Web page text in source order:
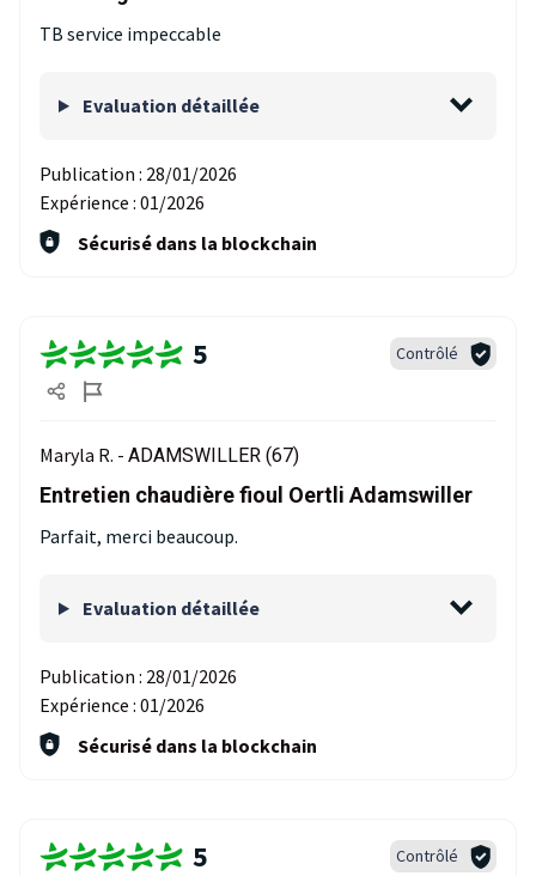
TB service impeccable
Evaluation détaillée
Publication : 28/01/2026
Expérience : 01/2026
Sécurisé dans la blockchain
5 Contrôlé
Maryla R. - ADAMSWILLER (67)
Entretien chaudière fioul Oertli Adamswiller
Parfait, merci beaucoup.
Evaluation détaillée
Publication : 28/01/2026
Expérience : 01/2026
Sécurisé dans la blockchain
5 Contrôlé